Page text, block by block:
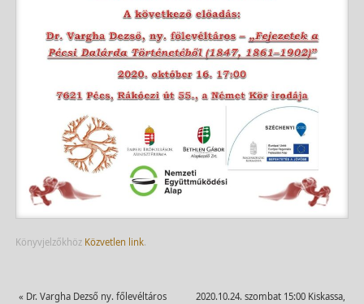
Könyvjelzőkhöz Közvetlen link.
« Dr. Vargha Dezső ny. főlevéltáros
2020.10.24. szombat 15:00 Kiskassa,